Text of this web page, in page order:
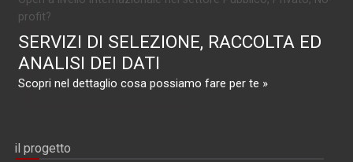
profit?
SERVIZI DI SELEZIONE, RACCOLTA ED
ANALISI DEI DATI
Scopri nel dettaglio cosa possiamo fare per te »
il progetto